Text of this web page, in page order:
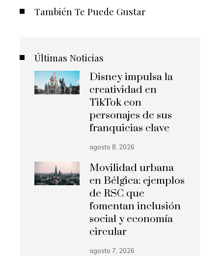
También Te Puede Gustar
Últimas Noticias
Disney impulsa la
creatividad en
TikTok con
personajes de sus
franquicias clave
agosto 8, 2026
Movilidad urbana
en Bélgica: ejemplos
de RSC que
fomentan inclusión
social y economía
circular
agosto 7, 2026